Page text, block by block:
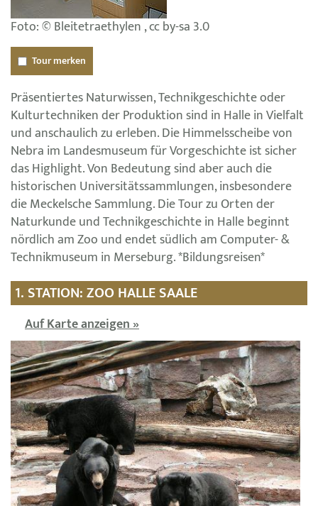
Foto: © Bleitetraethylen , cc by-sa 3.0
Tour merken
Präsentiertes Naturwissen, Technikgeschichte oder
Kulturtechniken der Produktion sind in Halle in Vielfalt
und anschaulich zu erleben. Die Himmelsscheibe von
Nebra im Landesmuseum für Vorgeschichte ist sicher
das Highlight. Von Bedeutung sind aber auch die
historischen Universitätssammlungen, insbesondere
die Meckelsche Sammlung. Die Tour zu Orten der
Naturkunde und Technikgeschichte in Halle beginnt
nördlich am Zoo und endet südlich am Computer- &
Technikmuseum in Merseburg. *Bildungsreisen*
1. STATION: ZOO HALLE SAALE
Auf Karte anzeigen »